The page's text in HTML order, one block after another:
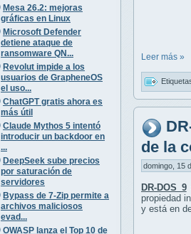
Mesa 26.2: mejoras
gráficas en Linux
Microsoft Defender
detiene ataque de
ransomware QN...
Revolut impide a los
usuarios de GrapheneOS
el uso...
ChatGPT gratis ahora es
más útil
Claude Mythos 5 intentó
introducir un backdoor en
...
DeepSeek sube precios
por saturación de
servidores
Bypass de 7-Zip permite a
archivos maliciosos
evad...
OWASP lanza el Top 10 de
Leer más »
de la
domingo, 15
DR-DOS 9
propiedad
y está en